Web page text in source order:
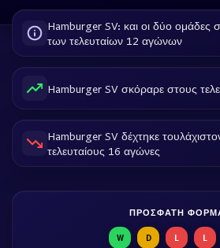
Hamburger SV: και οι δύο ομάδες
των τελευταίων 12 αγώνων
Hamburger SV σκόραρε στους
Hamburger SV δέχτηκε
τελευταίους 16 αγώνες
ΠΡΌΣΦΑΤΗ
W D L L